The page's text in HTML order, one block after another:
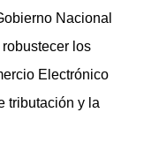
Nacional
los
Electrónico
tributación y la